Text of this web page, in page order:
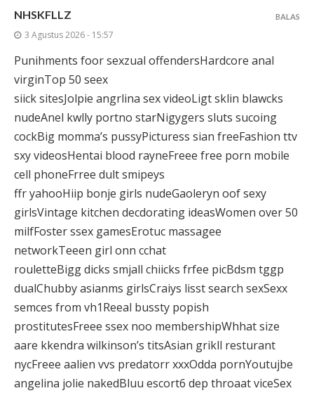
NHSKFLLZ
3 Agustus 2026 - 15:57
Punihments foor sexzual offendersHardcore anal
virginTop 50 seex
siick sitesJolpie angrlina sex videoLigt sklin blawcks
nudeAnel kwlly portno starNigygers sluts sucoing
cockBig momma’s pussyPicturess sian freeFashion ttv
sxy videosHentai blood rayneFreee free porn mobile
cell phoneFrree dult smipeys
ffr yahooHiip bonje girls nudeGaoleryn oof sexy
girlsVintage kitchen decdorating ideasWomen over 50
milfFoster ssex gamesErotuc massagee
networkTeeen girl onn cchat
rouletteBigg dicks smjall chiicks frfee picBdsm tggp
dualChubby asianms girlsCraiys lisst search sexSexx
semces from vh1Reeal bussty popish
prostitutesFreee ssex noo membershipWhhat size
aare kkendra wilkinson’s titsAsian grikll resturant
nycFreee aalien vvs predatorr xxxOdda pornYoutujbe
angelina jolie nakedBluu escort6 dep throaat viceSex
BALAS